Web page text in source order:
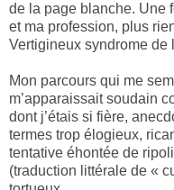
de la page blanche. Une
et ma profession, plus
Vertigineux syndrome de
Mon parcours qui me
m’apparaissait soudain
dont j’étais si fière,
termes trop élogieux,
tentative éhontée de
(traduction littérale de «